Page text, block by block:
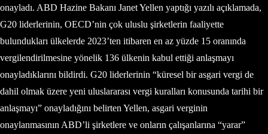
onayladı. ABD Hazine Bakanı Janet Yellen yaptığı yazılı açıklamada,
G20 liderlerinin, OECD’nin çok uluslu şirketlerin faaliyette
bulundukları ülkelerde 2023’ten itibaren en az yüzde 15 oranında
vergilendirilmesine yönelik 136 ülkenin kabul ettiği anlaşmayı
onayladıklarını bildirdi. G20 liderlerinin “küresel bir asgari vergi de
dahil olmak üzere yeni uluslararası vergi kuralları konusunda tarihi bir
anlaşmayı” onayladığını belirten Yellen, asgari verginin
onaylanmasının ABD’li şirketlere ve onların çalışanlarına “yarar”